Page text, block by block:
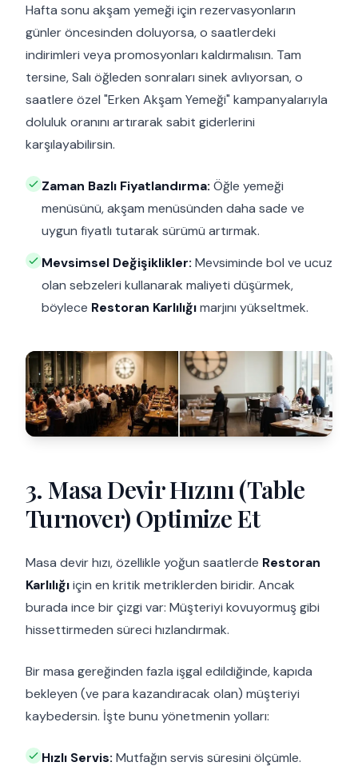
Hafta sonu akşam yemeği için rezervasyonların
günler öncesinden doluyorsa, o saatlerdeki
indirimleri veya promosyonları kaldırmalısın. Tam
tersine, Salı öğleden sonraları sinek avlıyorsan, o
saatlere özel "Erken Akşam Yemeği" kampanyalarıyla
doluluk oranını artırarak sabit giderlerini
karşılayabilirsin.
Zaman Bazlı Fiyatlandırma: Öğle yemeği
menüsünü, akşam menüsünden daha sade ve
uygun fiyatlı tutarak sürümü artırmak.
Mevsimsel Değişiklikler: Mevsiminde bol ve ucuz
olan sebzeleri kullanarak maliyeti düşürmek,
böylece Restoran Karlılığımarjını yükseltmek.
3. Masa Devir Hızını (Table
Turnover) Optimize Et
Masa devir hızı, özellikle yoğun saatlerde Restoran
Karlılığıiçin en kritik metriklerden biridir. Ancak
burada ince bir çizgi var: Müşteriyi kovuyormuş gibi
hissettirmeden süreci hızlandırmak.
Bir masa gereğinden fazla işgal edildiğinde, kapıda
bekleyen (ve para kazandıracak olan) müşteriyi
kaybedersin. İşte bunu yönetmenin yolları:
Hızlı Servis: Mutfağın servis süresini ölçümle.